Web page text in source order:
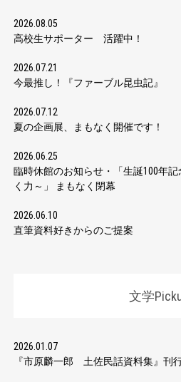
2026.08.05
高校生サポーター 活躍中！
2026.07.21
今最推し！『ファーブル昆虫記』
2026.07.12
夏の企画展、まもなく開催です！
2026.06.25
臨時休館のお知らせ・「生誕100年
く力～」 まもなく閉幕
2026.06.10
直筆資料好きからのご提案
文学
2026.01.07
『市原麟一郎 土佐民話資料集』刊行